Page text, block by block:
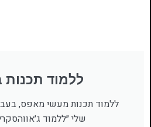
ללמוד תכנות
ללמוד תכנות מעשי מאפס,
שלי ״ללמוד